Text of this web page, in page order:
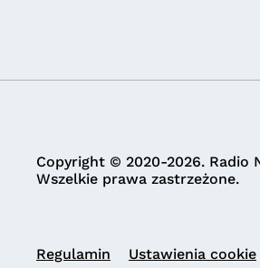
Copyright © 2020-2026. Radio
Wszelkie prawa zastrzeżone.
Regulamin Ustawienia cookie